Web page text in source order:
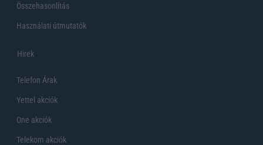
Összehasonlítás
Használati útmutatók
Hirek
Telefon Árak
Yettel akciók
One akciók
Telekom akciók